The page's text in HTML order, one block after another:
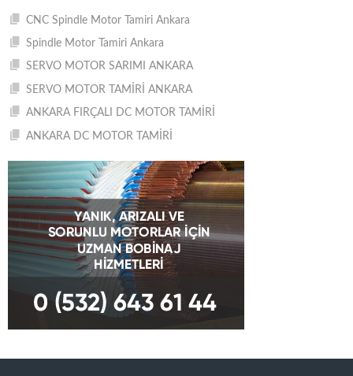
CNC Spindle Motor Tamiri Ankara
Spindle Motor Tamiri Ankara
SERVO MOTOR SARIMI ANKARA
SERVO MOTOR TAMİRİ ANKARA
ANKARA FIRÇALI DC MOTOR TAMİRİ
ANKARA DC MOTOR TAMİRİ